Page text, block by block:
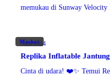
memukau di Sunway
Maskot
Julai 2024
Replika Inflatable
Cinta di udara! ❤️✨ Temui